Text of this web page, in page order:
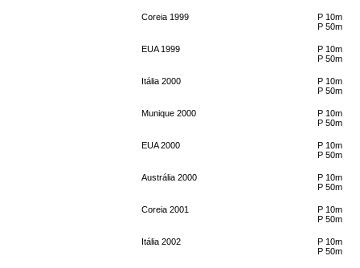
Coreia 1999
P 10m
P 50m
EUA 1999
P 10m
P 50m
Itália 2000
P 10m
P 50m
Munique 2000
P 10m
P 50m
EUA 2000
P 10m
P 50m
Austrália 2000
P 10m
P 50m
Coreia 2001
P 10m
P 50m
Itália 2002
P 10m
P 50m